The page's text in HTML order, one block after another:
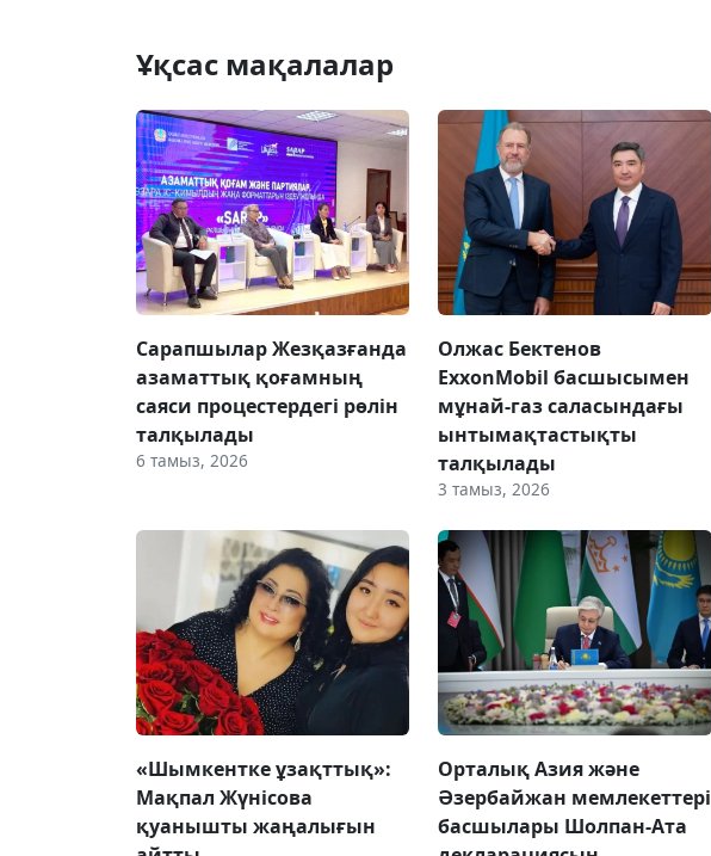
Ұқсас мақалалар
Сарапшылар Жезқазғанда
азаматтық қоғамның
саяси процестердегі рөлін
талқылады
6 тамыз, 2026
Олжас Бектенов
ExxonMobil басшысымен
мұнай-газ саласындағы
ынтымақтастықты
талқылады
3 тамыз, 2026
«Шымкентке ұзақттық»:
Мақпал Жүнісова
қуанышты жаңалығын
Орталық Азия және
Әзербайжан мемлекеттері
басшылары Шолпан-Ата